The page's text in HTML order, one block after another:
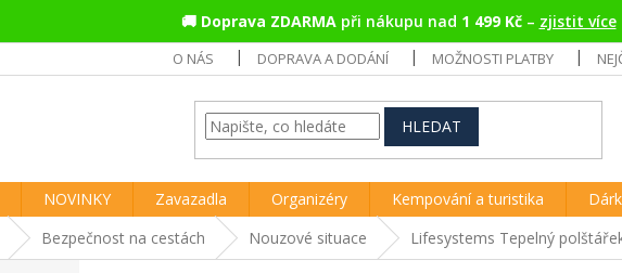
🚚 Doprava ZDARMApři nákupu nad 1 499 Kč– zjistit více
O NÁS DOPRAVA A DODÁNÍ MOŽNOSTI PLATBY
HLEDAT
NOVINKY Zavazadla Organizéry Kempování a turistika
Bezpečnost na cestách Nouzové situace Lifesystems Tepelný